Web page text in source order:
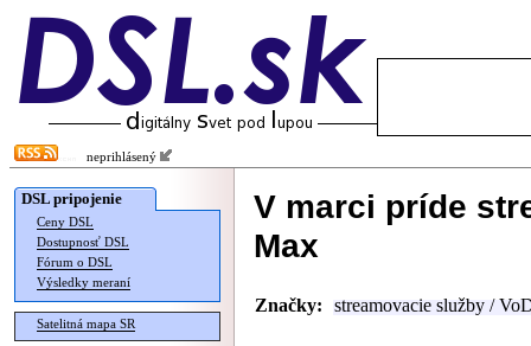
neprihlásený
DSL pripojenie
Ceny DSL
Dostupnosť DSL
Fórum o DSL
Výsledky meraní
Satelitná mapa SR
V marci príde
Max
Značky: streamovacie služby /